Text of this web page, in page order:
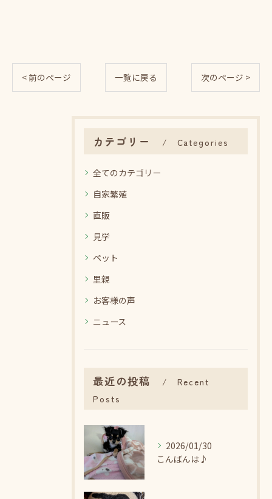
< 前のページ 一覧に戻る 次のページ >
カテゴリー Categories
全てのカテゴリー
自家繁殖
直販
見学
ペット
里親
お客様の声
ニュース
最近の投稿
Recent
Posts
2026/01/30
こんばんは♪